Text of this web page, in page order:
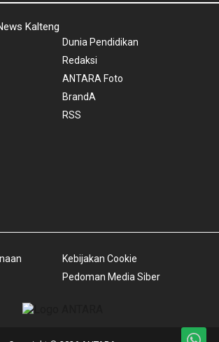
Kalteng
Dunia Pendidikan
Redaksi
ANTARA Foto
BrandA
RSS
Kebijakan Cookie
Pedoman Media Siber